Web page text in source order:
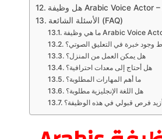
الأسئلة الشائعة (FAQ)
وجود خبرة في التعليق الصوتي؟
هل يمكن العمل من المنزل؟
هل أحتاج إلى معدات احترافية؟
ما أهم المهارات المطلوبة؟
هل اللغة الإنجليزية مطلوبة؟
فرص قبولي في هذه الوظيفة؟